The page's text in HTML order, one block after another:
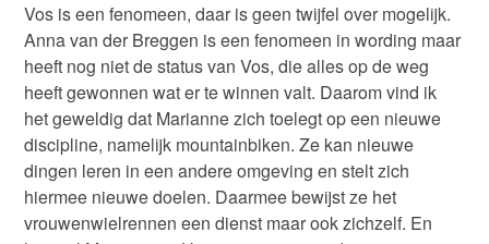
Vos is een fenomeen, daar is geen twijfel over mogelijk.
Anna van der Breggen is een fenomeen in wording maar
heeft nog niet de status van Vos, die alles op de weg
heeft gewonnen wat er te winnen valt. Daarom vind ik
het geweldig dat Marianne zich toelegt op een nieuwe
discipline, namelijk mountainbiken. Ze kan nieuwe
dingen leren in een andere omgeving en stelt zich
hiermee nieuwe doelen. Daarmee bewijst ze het
vrouwenwielrennen een dienst maar ook zichzelf. En